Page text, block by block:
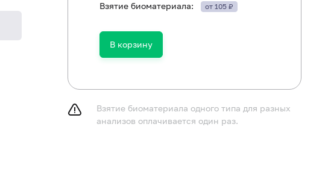
Взятие биоматериала: от 105 ₽
В корзину
Взятие биоматериала одного типа для разных
анализов оплачивается один раз.